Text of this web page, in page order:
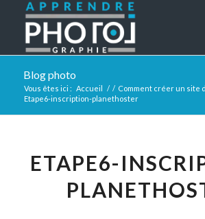
Blog photo
Vous êtes ici : Accueil / / Comment créer un site
Etape6-inscription-planethoster
ETAPE6-